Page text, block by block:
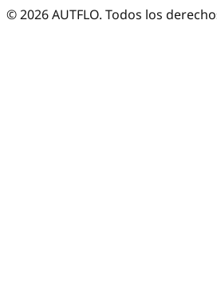
©2026AUTFLO. Todos los